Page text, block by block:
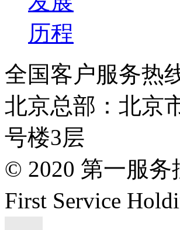
全国客户服务热
北京总部：北京
号楼3层
© 2020 第一服务
First Service